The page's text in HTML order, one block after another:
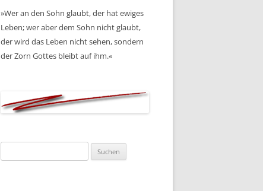
»Wer an den Sohn glaubt, der hat ewiges
Leben; wer aber dem Sohn nicht glaubt,
der wird das Leben nicht sehen, sondern
der Zorn Gottes bleibt auf ihm.«
nach: